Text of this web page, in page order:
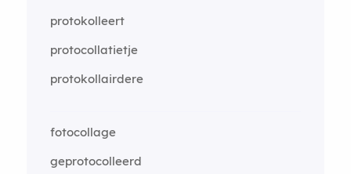
protokolleert
protocollatietje
protokollairdere
fotocollage
geprotocolleerd